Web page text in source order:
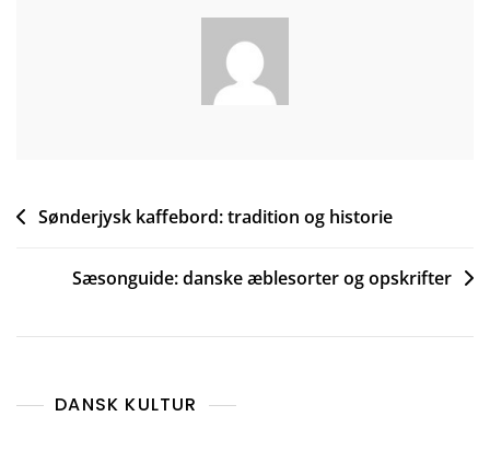
Indlægsnavigation
Sønderjysk kaffebord: tradition og historie
Sæsonguide: danske æblesorter og opskrifter
DANSK KULTUR